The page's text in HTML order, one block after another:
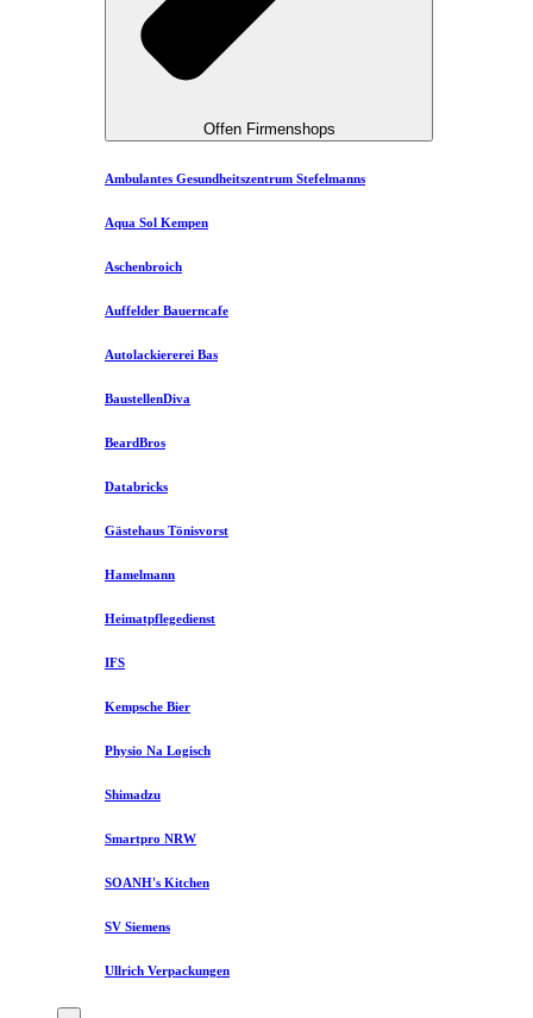
Offen Firmenshops
Ambulantes Gesundheitszentrum Stefelmanns
Aqua Sol Kempen
Aschenbroich
Auffelder Bauerncafe
Autolackiererei Bas
BaustellenDiva
BeardBros
Databricks
Gästehaus Tönisvorst
Hamelmann
Heimatpflegedienst
IFS
Kempsche Bier
Physio Na Logisch
Shimadzu
Smartpro NRW
SOANH's Kitchen
SV Siemens
Ullrich Verpackungen